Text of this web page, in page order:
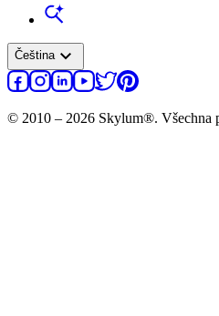
Češtinaexpand_more
© 2010 – 2026 Skylum®. Všechna